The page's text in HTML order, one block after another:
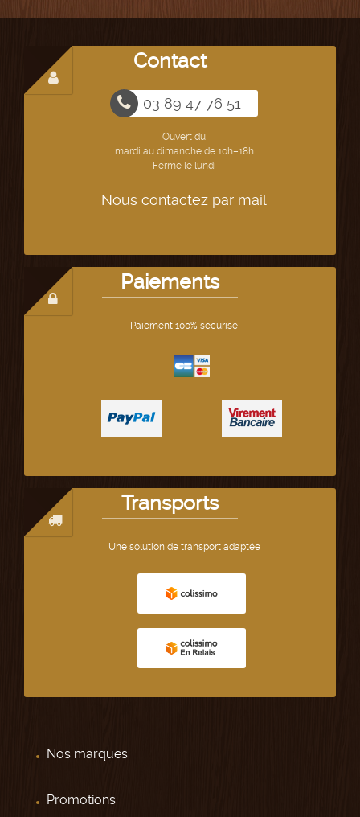
Contact
03 89 47 76 51
Ouvert du
mardi au dimanche de 10h–18h
Fermé le lundi
Nous contactez par mail
Paiements
Paiement 100% sécurisé
Transports
Une solution de transport adaptée
Nos marques
Promotions